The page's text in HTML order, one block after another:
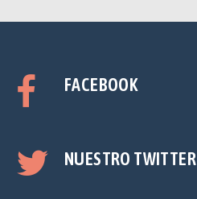
FACEBOOK
NUESTRO TWITTER